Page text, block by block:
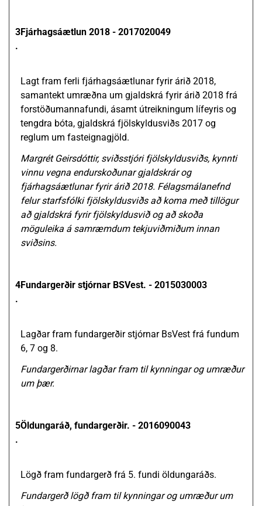
3
.
Fjárhagsáætlun 2018 - 2017020049
Lagt fram ferli fjárhagsáætlunar fyrir árið 2018,
samantekt umræðna um gjaldskrá fyrir árið 2018 frá
forstöðumannafundi, ásamt útreikningum lífeyris og
tengdra bóta, gjaldskrá fjölskyldusviðs 2017 og
reglum um fasteignagjöld.
Margrét Geirsdóttir, sviðsstjóri fjölskyldusviðs, kynnti
vinnu vegna endurskoðunar gjaldskrár og
fjárhagsáætlunar fyrir árið 2018. Félagsmálanefnd
felur starfsfólki fjölskyldusviðs að koma með tillögur
að gjaldskrá fyrir fjölskyldusvið og að skoða
möguleika á samræmdum tekjuviðmiðum innan
sviðsins.
4
.
Fundargerðir stjórnar BSVest. - 2015030003
Lagðar fram fundargerðir stjórnar BsVest frá fundum
6, 7 og 8.
Fundargerðirnar lagðar fram til kynningar og umræður
um þær.
5
.
Öldungaráð, fundargerðir. - 2016090043
Lögð fram fundargerð frá 5. fundi öldungaráðs.
Fundargerð lögð fram til kynningar og umræður um